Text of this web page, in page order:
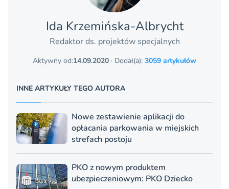
Ida Krzemińska-Albrycht
Redaktor ds. projektów specjalnych
Aktywny od:14.09.2020 · Dodał(a): 3059 artykułów
INNE ARTYKUŁY TEGO AUTORA
Nowe zestawienie aplikacji do
opłacania parkowania w miejskich
strefach postoju
PKO z nowym produktem
ubezpieczeniowym: PKO Dziecko